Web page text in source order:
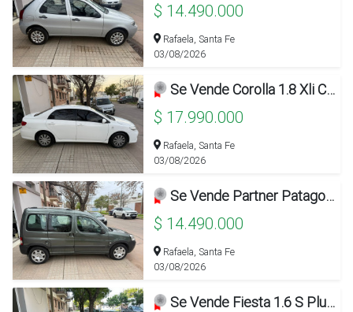
$ 14.490.000
Rafaela, Santa Fe
03/08/2026
Se Vende Corolla 1.8 Xli C/gnc 2014!!!
$ 17.990.000
Rafaela, Santa Fe
03/08/2026
Se Vende Partner Patagonica 1.6 Vtc C/gnc 2012!!!
$ 14.490.000
Rafaela, Santa Fe
03/08/2026
Se Vende Fiesta 1.6 S Plus 2018 Con 95.000km!!!